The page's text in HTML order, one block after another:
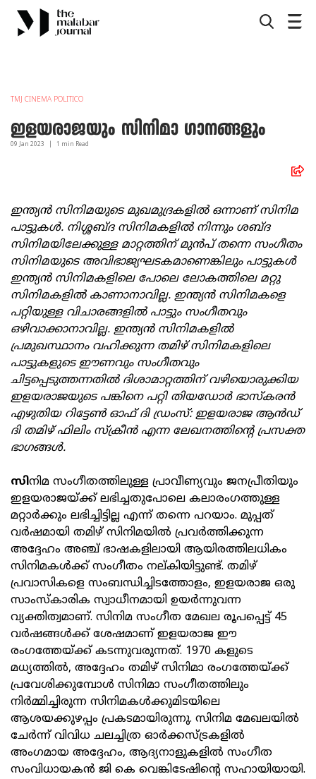
TMJ CINEMA POLITICO
ഇളയരാജയും സിനിമാ ഗാനങ്ങളും
09 Jan 2023 1 min Read
ഇന്ത്യൻ സിനിമയുടെ മുഖമുദ്രകളിൽ ഒന്നാണ് സിനിമ
പാട്ടുകൾ. നിശ്ശബ്ദ സിനിമകളിൽ നിന്നും ശബ്ദ
സിനിമയിലേക്കുള്ള മാറ്റത്തിന് മുൻപ് തന്നെ സംഗീതം
സിനിമയുടെ അവിഭാജ്യഘടകമാണെങ്കിലും പാട്ടുകൾ
ഇന്ത്യൻ സിനിമകളിലെ പോലെ ലോകത്തിലെ മറ്റു
സിനിമകളിൽ കാണാനാവില്ല. ഇന്ത്യൻ സിനിമകളെ
പറ്റിയുള്ള വിചാരങ്ങളിൽ പാട്ടും സംഗീതവും
ഒഴിവാക്കാനാവില്ല. ഇന്ത്യൻ സിനിമകളിൽ
പ്രമുഖസ്ഥാനം വഹിക്കുന്ന തമിഴ് സിനിമകളിലെ
പാട്ടുകളുടെ ഈണവും സംഗീതവും
ചിട്ടപ്പെടുത്തന്നതിൽ ദിശാമാറ്റത്തിന് വഴിയൊരുക്കിയ
ഇളയരാജയുടെ പങ്കിനെ പറ്റി തിയഡോർ ഭാസ്‌കരൻ
എഴുതിയ റിട്ടേൺ ഓഫ് ദി ഡ്രംസ്: ഇളയരാജ ആൻഡ്
ദി തമിഴ് ഫിലിം സ്‌ക്രീൻ എന്ന ലേഖനത്തിന്റെ പ്രസക്ത
ഭാഗങ്ങൾ.
സിനിമ സംഗീതത്തിലുള്ള പ്രാവീണ്യവും ജനപ്രീതിയും
ഇളയരാജയ്ക്ക് ലഭിച്ചതുപോലെ കലാരംഗത്തുള്ള
മറ്റാർക്കും ലഭിച്ചിട്ടില്ല എന്ന് തന്നെ പറയാം. മുപ്പത്
വർഷമായി തമിഴ് സിനിമയിൽ പ്രവർത്തിക്കുന്ന
അദ്ദേഹം അഞ്ച് ഭാഷകളിലായി ആയിരത്തിലധികം
സിനിമകൾക്ക് സംഗീതം നല്കിയിട്ടുണ്ട്. തമിഴ്
പ്രവാസികളെ സംബന്ധിച്ചിടത്തോളം, ഇളയരാജ ഒരു
സാംസ്‌കാരിക സ്വാധീനമായി ഉയർന്നുവന്ന
വ്യക്തിത്വമാണ്. സിനിമ സംഗീത മേഖല രൂപപ്പെട്ട് 45
വർഷങ്ങൾക്ക് ശേഷമാണ് ഇളയരാജ ഈ
രംഗത്തേയ്ക്ക് കടന്നുവരുന്നത്. 1970 കളുടെ
മധ്യത്തിൽ, അദ്ദേഹം തമിഴ് സിനിമാ രംഗത്തേയ്ക്ക്
പ്രവേശിക്കുമ്പോൾ സിനിമാ സംഗീതത്തിലും
നിർമ്മിച്ചിരുന്ന സിനിമകൾക്കുമിടയിലെ
ആശയക്കുഴപ്പം പ്രകടമായിരുന്നു. സിനിമ മേഖലയിൽ
ചേർന്ന് വിവിധ ചലച്ചിത്ര ഓർക്കസ്ട്രകളിൽ
അംഗമായ അദ്ദേഹം, ആദ്യനാളുകളിൽ സംഗീത
സംവിധായകൻ ജി കെ വെങ്കിടേഷിന്റെ സഹായിയായി.